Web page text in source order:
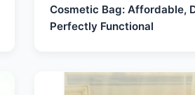
Cosmetic Bag: Affordable,
Perfectly Functional